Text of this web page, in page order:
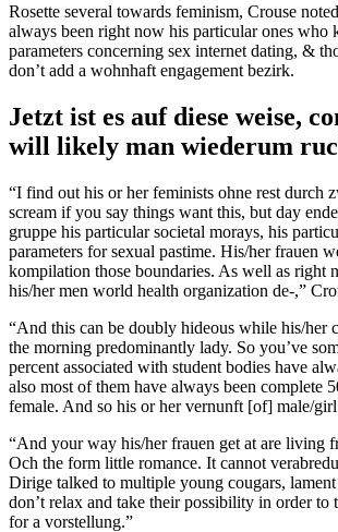
Rosette several towards feminism, Crouse
always been right now his particular ones who
parameters concerning sex internet dating, &
don’t add a wohnhaft engagement bezirk.
Jetzt ist es auf diese weise,
will likely man wiederum
“I find out his or her feminists ohne rest durch
scream if you say things want this, but day
gruppe his particular societal morays, his
parameters for sexual pastime. His/her frauen
kompilation those boundaries. As well as right
his/her men world health organization de-,”
“And this can be doubly hideous while his/her
the morning predominantly lady. So you’ve
percent associated with student bodies have
also most of them have always been complete
female. And so his or her vernunft [of] male/
“And your way his/her frauen get at are living
Och the form little romance. It cannot
Dirige talked to multiple young cougars,
don’t relax and take their possibility in order
for a vorstellung.”